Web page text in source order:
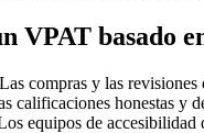
VPAT basado
compras y las revisiones
calificaciones honestas y
equipos de accesibilidad